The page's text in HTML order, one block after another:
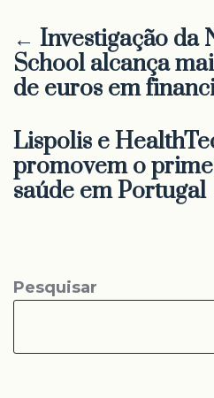
← Investigação da
School alcança
de euros em
Lispolis e
promovem o
saúde em
Pesquisar